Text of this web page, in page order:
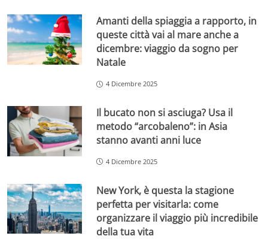
Amanti della spiaggia a rapporto, in
queste città vai al mare anche a
dicembre: viaggio da sogno per
Natale
4 Dicembre 2025
Il bucato non si asciuga? Usa il
metodo “arcobaleno”: in Asia
stanno avanti anni luce
4 Dicembre 2025
New York, è questa la stagione
perfetta per visitarla: come
organizzare il viaggio più incredibile
della tua vita